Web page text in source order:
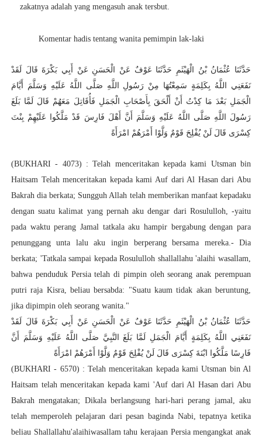
zakatnya adalah yang mengasuh anak tersbut.
Komentar hadis tentang wanita pemimpin lak-laki
حَدَّثَنَا عُثْمَانُ بْنُ الْهَيْثَمِ حَدَّثَنَا عَوْفٌ عَنْ الْحَسَنِ عَنْ أَبِي بَكْرَةَ قَالَ لَقَدْ
نَفَعَنِي اللَّهُ بِكَلِمَةٍ سَمِعْتُهَا مِنْ رَسُولِ اللَّهِ صَلَّى اللَّهُ عَلَيْهِ وَسَلَّمَ أَيَّامَ
الْجَمَلِ بَعْدَ مَا كِدْتُ أَنْ أَلْحَقَ بِأَصْحَابِ الْجَمَلِ فَأُقَاتِلَ مَعَهُمْ قَالَ لَمَّا بَلَغَ
رَسُولَ اللَّهِ صَلَّى اللَّهُ عَلَيْهِ وَسَلَّمَ أَنَّ أَهْلَ فَارِسَ قَدْ مَلَّكُوا عَلَيْهِمْ بِنْتَ
كِسْرَى قَالَ لَنْ يُفْلِحَ قَوْمٌ وَلَّوْا أَمْرَهُمْ امْرَأَةً
(BUKHARI - 4073) : Telah menceritakan kepada kami Utsman bin
Haitsam Telah menceritakan kepada kami Auf dari Al Hasan dari Abu
Bakrah dia berkata; Sungguh Allah telah memberikan manfaat kepadaku
dengan suatu kalimat yang pernah aku dengar dari Rosululloh, -yaitu
pada waktu perang Jamal tatkala aku hampir bergabung dengan para
penunggang unta lalu aku ingin berperang bersama mereka.- Dia
berkata; 'Tatkala sampai kepada Rosululloh shallallahu 'alaihi wasallam,
bahwa penduduk Persia telah di pimpin oleh seorang anak perempuan
putri raja Kisra, beliau bersabda: "Suatu kaum tidak akan beruntung,
jika dipimpin oleh seorang wanita."
حَدَّثَنَا عُثْمَانُ بْنُ الْهَيْثَمِ حَدَّثَنَا عَوْفٌ عَنْ الْحَسَنِ عَنْ أَبِي بَكْرَةَ قَالَ لَقَدْ
نَفَعَنِي اللَّهُ بِكَلِمَةٍ أَيَّامَ الْجَمَلِ لَمَّا بَلَغَ النَّبِيَّ صَلَّى اللَّهُ عَلَيْهِ وَسَلَّمَ أَنَّ
فَارِسًا مَلَّكُوا ابْنَةَ كِسْرَى قَالَ لَنْ يُفْلِحَ قَوْمٌ وَلَّوْا أَمْرَهُمْ امْرَأَةً
(BUKHARI - 6570) : Telah menceritakan kepada kami Utsman bin Al
Haitsam telah menceritakan kepada kami 'Auf dari Al Hasan dari Abu
Bakrah mengatakan; Dikala berlangsung hari-hari perang jamal, aku
telah memperoleh pelajaran dari pesan baginda Nabi, tepatnya ketika
beliau Shallallahu'alaihiwasallam tahu kerajaan Persia mengangkat anak